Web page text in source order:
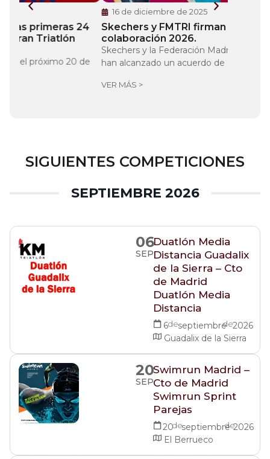
16 de diciembre de 2025
Skechers y FMTRI firman acuerdo de
colaboración 2026.
Skechers y la Federación Madrileña de Triatlón
han alcanzado un acuerdo de colaboración con...
SIGUIENTES COMPETICIONES
SEPTIEMBRE 2026
06
SEP
Duatlón Media
Distancia Guadalix
de la Sierra – Cto
de Madrid
Duatlón Media
Distancia
6deseptiembrede2026
Guadalix de la Sierra
20
SEP
Swimrun Madrid –
Cto de Madrid
Swimrun Sprint
Parejas
20deseptiembrede2026
El Berrueco